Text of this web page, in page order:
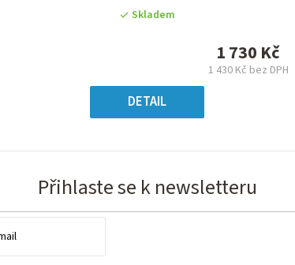
produktu
5
hvězdiček.
Skladem
1 730 Kč
1 430 Kč bez DPH
DETAIL
Přihlaste se k newsletteru